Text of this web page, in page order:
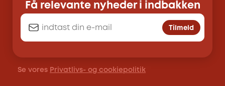
Få relevante nyheder i indbakken
Tilmeld
Se vores Privatlivs- og cookiepolitik